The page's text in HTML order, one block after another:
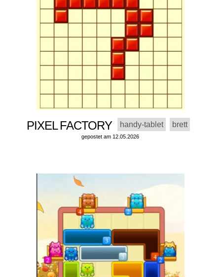
PIXEL FACTORY handy-tablet brett
gepostet am 12.05.2026